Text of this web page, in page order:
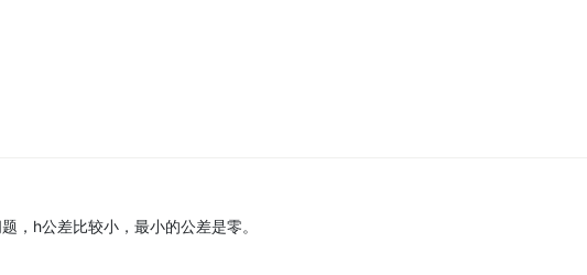
，h公差比较小，最小的公差是零。